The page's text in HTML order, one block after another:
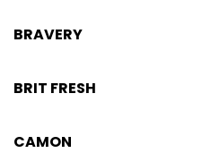
BRAVERY
BRIT FRESH
CAMON